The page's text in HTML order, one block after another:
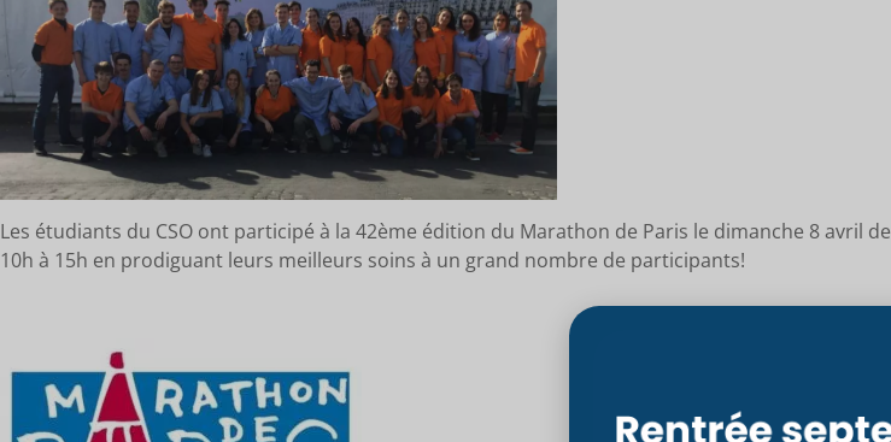
Les étudiants du CSO ont participé à la 42ème édition du Marathon de Paris le dimanche 8 avril de
10h à 15h en prodiguant leurs meilleurs soins à un grand nombre de participants!